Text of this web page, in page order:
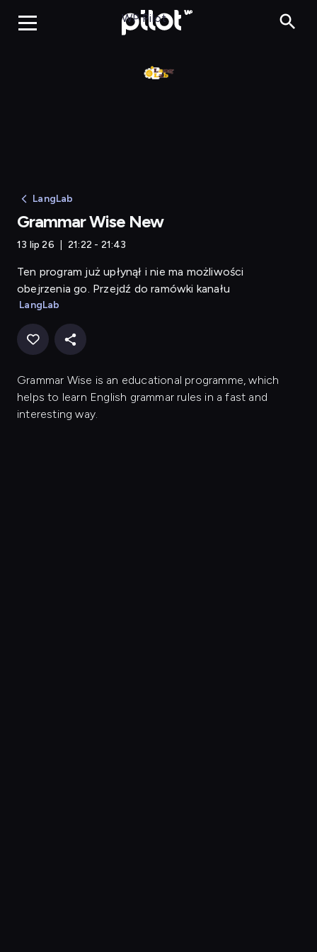
Grammar Wise New
WP Pilot
LangLab
Grammar Wise New
13 lip 26 21:22 - 21:43
Ten program już upłynął i nie ma możliwości
obejrzenia go. Przejdź do ramówki kanału
LangLab
Grammar Wise is an educational programme, which
helps to learn English grammar rules in a fast and
interesting way.